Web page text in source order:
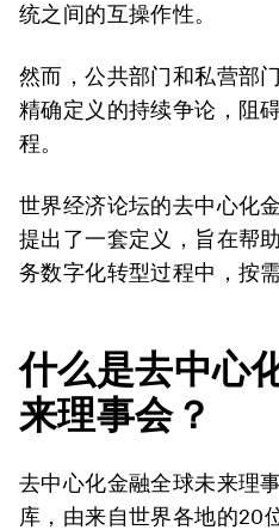
统之间的互操作性。
然而，公共部门和私营部
精确定义的持续争论，阻
程。
世界经济论坛的去中心化
提出了一套定义，旨在帮
务数字化转型过程中，按
什么是去中心
来理事会？
去中心化金融全球未来理
库，由来自世界各地的20